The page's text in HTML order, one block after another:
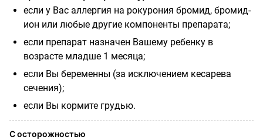
если у Вас аллергия на рокурония бромид, бромид-
ион или любые другие компоненты препарата;
если препарат назначен Вашему ребенку в
возрасте младше 1 месяца;
если Вы беременны (за исключением кесарева
сечения);
если Вы кормите грудью.
С осторожностью